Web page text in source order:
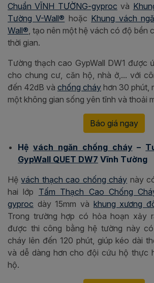
Chuẩn VĨNH TƯỜNG-gyproc và
Tường V-Wall® hoặc Khung vách
Wall®, tạo nên một hệ vách có độ bền
thời gian.
Tường thạch cao GypWall DW1 được
cho chung cư, căn hộ, nhà ở,... với
đến 42dB và chống cháy hơn 30 phút,
một không gian sống yên tĩnh và thoải
Báo giá ngay
Hệ vách ngăn chống cháy –
GypWall QUET DW7 Vĩnh Tường
Hệvách thạch cao chống cháy này
hai lớp Tấm Thạch Cao Chống
gyproc dày 15mm và khung xương
Trong trường hợp có hỏa hoạn xảy
được thi công bằng hệ tường này
cháy lên đến 120 phút, giúp kéo dài
và dễ dàng hơn cho đội cứu hộ thực
hộ.